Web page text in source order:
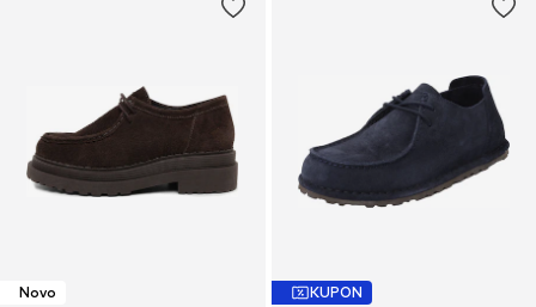
Novo KUPON